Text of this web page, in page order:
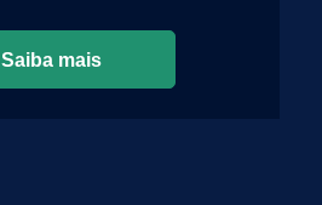
Saiba mais